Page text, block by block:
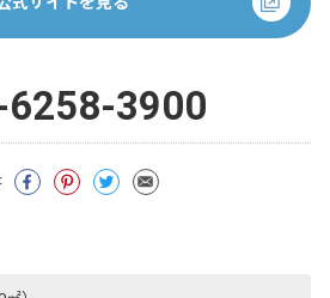
6258-3900